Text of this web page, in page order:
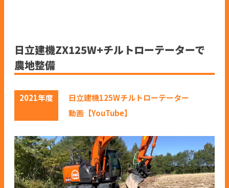
日立建機ZX125W+チルトローテーターで
農地整備
2021年度
日立建機125Wチルトローテーター
動画【YouTube】